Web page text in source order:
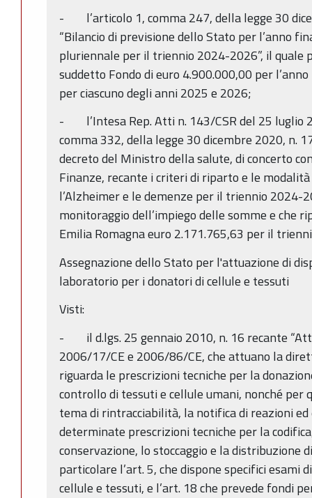
- l’articolo 1, comma 247, della legge 30
“Bilancio di previsione dello Stato per l’anno
pluriennale per il triennio 2024-2026”, il quale
suddetto Fondo di euro 4.900.000,00 per
per ciascuno degli anni 2025 e 2026;
- l’Intesa Rep. Atti n. 143/CSR del 25 luglio
comma 332, della legge 30 dicembre 2020, n.
decreto del Ministro della salute, di concerto
Finanze, recante i criteri di riparto e le
l’Alzheimer e le demenze per il triennio 2024-
monitoraggio dell’impiego delle somme e che
Emilia Romagna euro 2.171.765,63 per il
Assegnazione dello Stato per l'attuazione di
laboratorio per i donatori di cellule e tessuti
Visti:
- il d.lgs. 25 gennaio 2010, n. 16 recante
2006/17/CE e 2006/86/CE, che attuano la
riguarda le prescrizioni tecniche per la
controllo di tessuti e cellule umani, nonché per
tema di rintracciabilità, la notifica di reazioni
determinate prescrizioni tecniche per la
conservazione, lo stoccaggio e la distribuzione
particolare l’art. 5, che dispone specifici esami
cellule e tessuti, e l’art. 18 che prevede fondi